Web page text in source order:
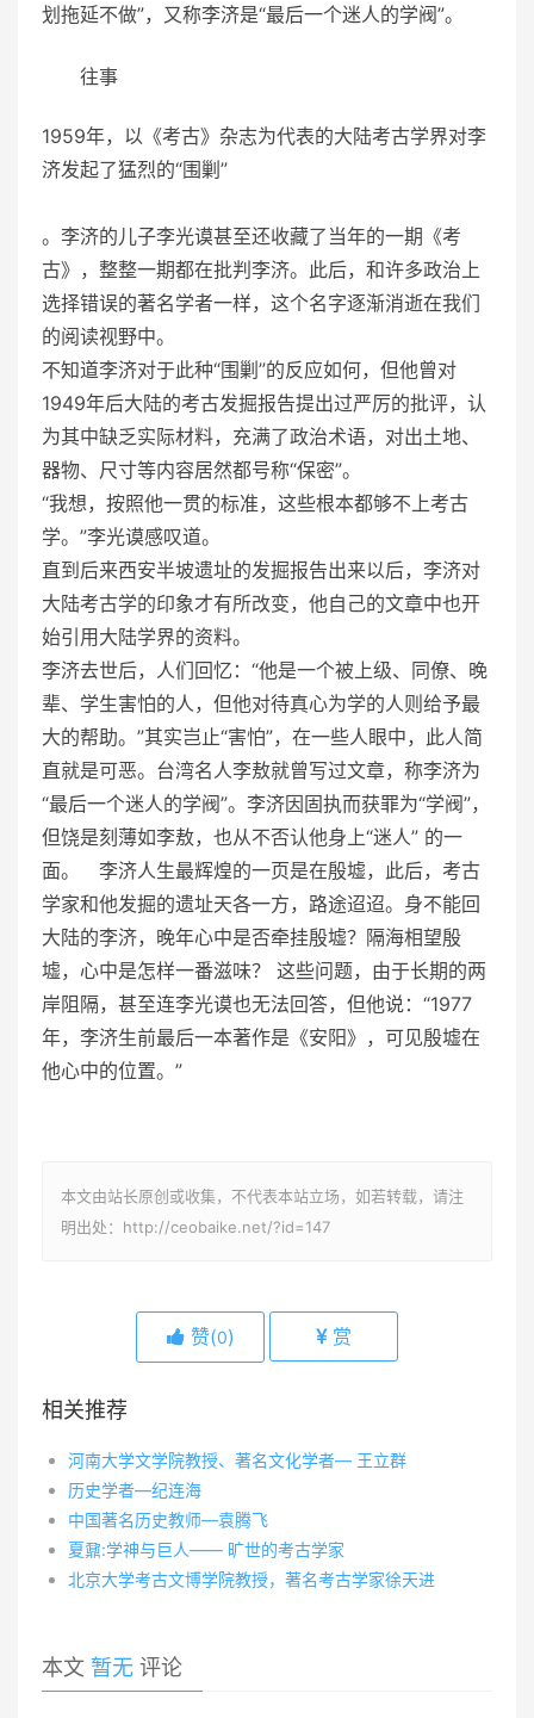
划拖延不做”，又称李济是“最后一个迷人的学阀”。
往事
1959年，以《考古》杂志为代表的大陆考古学界对李
济发起了猛烈的“围剿”
。李济的儿子李光谟甚至还收藏了当年的一期《考
古》，整整一期都在批判李济。此后，和许多政治上
选择错误的著名学者一样，这个名字逐渐消逝在我们
的阅读视野中。
不知道李济对于此种“围剿”的反应如何，但他曾对
1949年后大陆的考古发掘报告提出过严厉的批评，认
为其中缺乏实际材料，充满了政治术语，对出土地、
器物、尺寸等内容居然都号称“保密”。
“我想，按照他一贯的标准，这些根本都够不上考古
学。”李光谟感叹道。
直到后来西安半坡遗址的发掘报告出来以后，李济对
大陆考古学的印象才有所改变，他自己的文章中也开
始引用大陆学界的资料。
李济去世后，人们回忆：“他是一个被上级、同僚、晚
辈、学生害怕的人，但他对待真心为学的人则给予最
大的帮助。”其实岂止“害怕”，在一些人眼中，此人简
直就是可恶。台湾名人李敖就曾写过文章，称李济为
“最后一个迷人的学阀”。李济因固执而获罪为“学阀”，
但饶是刻薄如李敖，也从不否认他身上“迷人” 的一
面。 李济人生最辉煌的一页是在殷墟，此后，考古
学家和他发掘的遗址天各一方，路途迢迢。身不能回
大陆的李济，晚年心中是否牵挂殷墟？隔海相望殷
墟，心中是怎样一番滋味？ 这些问题，由于长期的两
岸阻隔，甚至连李光谟也无法回答，但他说：“1977
年，李济生前最后一本著作是《安阳》，可见殷墟在
他心中的位置。”
本文由站长原创或收集，不代表本站立场，如若转载，请注
明出处：http://ceobaike.net/?id=147
赞(0) 赏
相关推荐
河南大学文学院教授、著名文化学者— 王立群
历史学者—纪连海
中国著名历史教师—袁腾飞
夏鼐:学神与巨人—— 旷世的考古学家
北京大学考古文博学院教授，著名考古学家徐天进
本文 暂无 评论